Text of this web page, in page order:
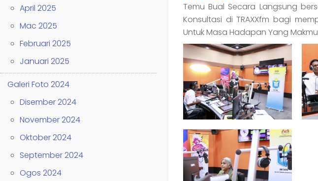
April 2025
Mac 2025
Februari 2025
Januari 2025
Galeri Foto 2024
Disember 2024
November 2024
Oktober 2024
September 2024
Ogos 2024
Temu Bual Secara Langsung
Konsultasi di TRAXXfm bagi
Untuk Masa Hadapan Yang